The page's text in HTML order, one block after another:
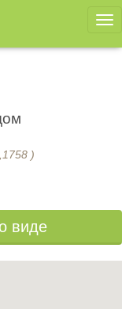
)
виде